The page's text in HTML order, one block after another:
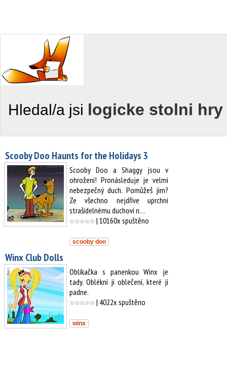
Hledal/a jsi logicke stolni hry
Scooby Doo Haunts for the Holidays 3
Scooby Doo a Shaggy jsou v
ohrožení! Pronásleduje je velmi
nebezpečný duch. Pomůžeš jim?
Ze všechno nejdříve uprchni
strašidelnému duchovi n…
| 10160x spuštěno
scooby doo
Winx Club Dolls
Oblíkačka s panenkou Winx je
tady. Oblékni ji oblečení, které jí
padne.
| 4022x spuštěno
winx